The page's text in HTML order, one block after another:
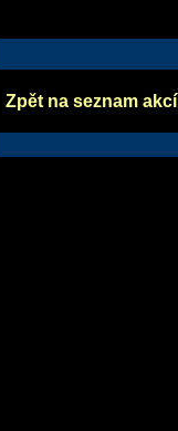
Zpět na seznam akcí